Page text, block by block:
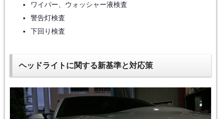
ワイパー、ウォッシャー液検査
警告灯検査
下回り検査
ヘッドライトに関する新基準と対応策